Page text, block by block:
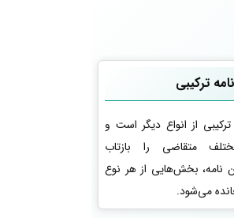
ترکیبی
از انواع دیگر است و
متقاضی را بازتاب
نامه، بخش‌هایی از هر نوع
می‌شود.